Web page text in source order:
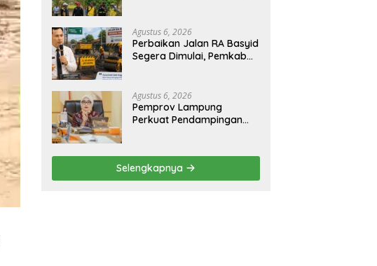
Sejati Sudah Sesuai
Spesifikasi
Agustus 6, 2026
Perbaikan Jalan RA Basyid
Segera Dimulai, Pemkab
Aman dan Nyaman
Agustus 6, 2026
Pemprov Lampung
Perkuat Pendampingan
Tanggamus
Selengkapnya